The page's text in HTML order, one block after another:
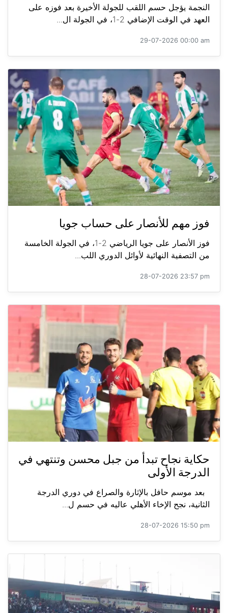
النجمة يؤجل حسم اللقب للجولة الأخيرة بعد فوزه على
العهد في الوقت الإضافي 2-1، في الجولة ال...
29-07-2026 00:00 am
فوز مهم للأنصار على حساب جويا
فوز الأنصار على جويا الرياضي 2-1، في الجولة الخامسة
من التصفية النهائية لأوائل الدوري اللب...
28-07-2026 23:57 pm
حكاية نجاح تبدأ من جبل محسن وتنتهي في
الدرجة الأولى
بعد موسم حافل بالإثارة والصراع في دوري الدرجة
الثانية، نجح الإخاء الأهلي عاليه في حسم ل...
28-07-2026 15:50 pm